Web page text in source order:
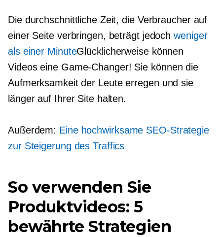
Die durchschnittliche Zeit, die Verbraucher auf
einer Seite verbringen, beträgt jedochweniger
als einer MinuteGlücklicherweise können
Videos eine Game-Changer! Sie können die
Aufmerksamkeit der Leute erregen und sie
länger auf Ihrer Site halten.
Außerdem: Eine hochwirksame SEO-Strategie
zur Steigerung des Traffics
So verwenden Sie
Produktvideos: 5
bewährte Strategien